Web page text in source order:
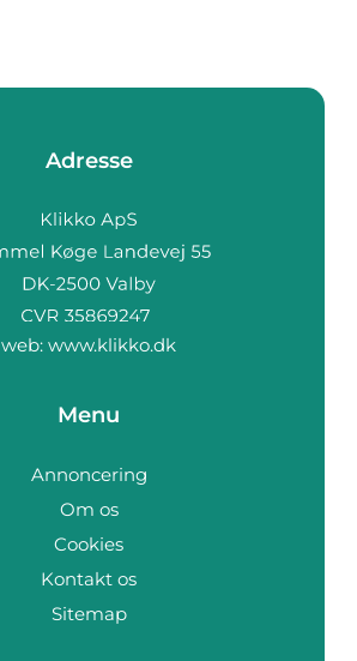
Adresse
web: www.klikko.dk
Menu
Annoncering
Om os
Cookies
Kontakt os
Sitemap